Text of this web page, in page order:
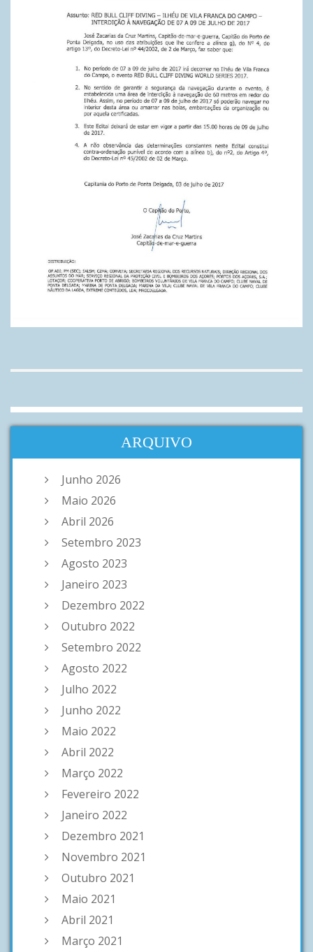
ARQUIVO
Junho 2026
Maio 2026
Abril 2026
Setembro 2023
Agosto 2023
Janeiro 2023
Dezembro 2022
Outubro 2022
Setembro 2022
Agosto 2022
Julho 2022
Junho 2022
Maio 2022
Abril 2022
Março 2022
Fevereiro 2022
Janeiro 2022
Dezembro 2021
Novembro 2021
Outubro 2021
Maio 2021
Abril 2021
Março 2021